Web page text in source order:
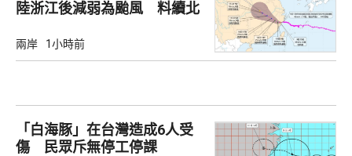
陸浙江後減弱為颱風 料續北
兩岸 1小時前
「白海豚」在台灣造成6人受
傷 民眾斥無停工停課